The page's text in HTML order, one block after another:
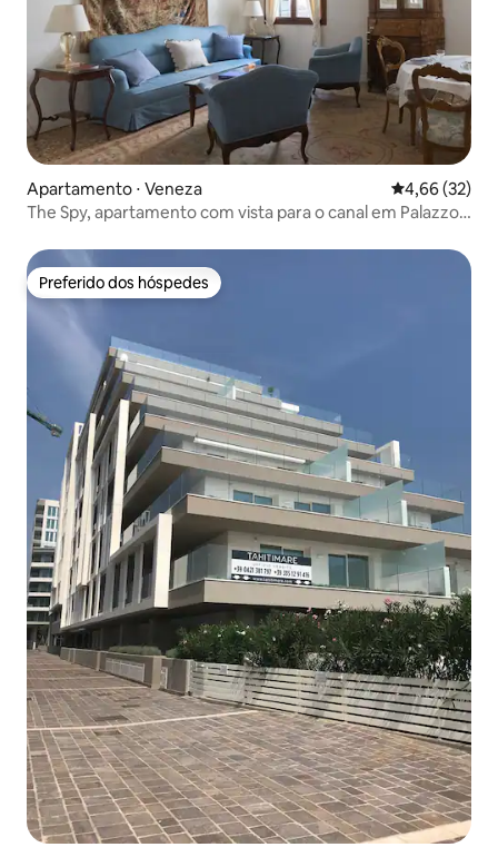
Apartamento ⋅ Veneza 4,66 de uma
4,66 (32)
The Spy, apartamento com vista para o canal em Palazzo
Preferido dos hóspedes
Preferido dos hóspedes